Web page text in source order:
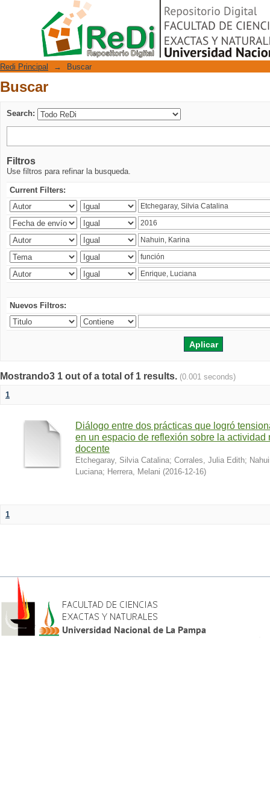
Repositorio Digital
Redi Principal → Buscar
Buscar
Search:
Filtros
Use filtros para refinar la busqueda.
Current Filters:
Nuevos Filtros:
Mostrando3 1 out of a total of 1 results. (0.001 seconds)
1
Diálogo entre dos prácticas que logró
en un espacio de reflexión sobre la actividad
docente
Etchegaray, Silvia Catalina; Corrales, Julia Edith;
Luciana; Herrera, Melani (2016-12-16)
1